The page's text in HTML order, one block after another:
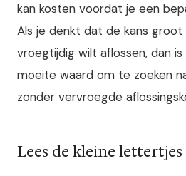
kan kosten voordat je een
Als je denkt dat de kans groot
vroegtijdig wilt aflossen, dan
moeite waard om te zoeken
zonder vervroegde
Lees de kleine lettertjes